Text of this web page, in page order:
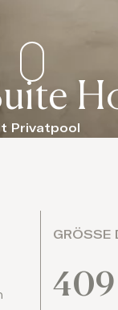
Privatpool
GRÖSSE
409